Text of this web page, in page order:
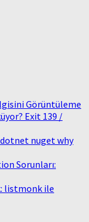
Görüntüleme
Exit 139 /
nuget why
Sorunları:
listmonk ile